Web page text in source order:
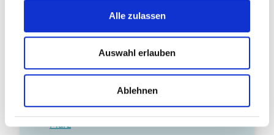
Alle zulassen
Auswahl erlauben
Ablehnen
Aktuelles in 2022
Februar
März